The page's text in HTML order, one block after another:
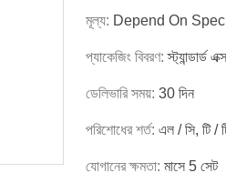
মূল্য: Depend On
প্যাকেজিং বিবরণ:স্ট্যান্ডার্ড
ডেলিভারি সময়: 30 দিন
পরিশোধের শর্ত: এল / সি, টি /
যোগানের ক্ষমতা: মাসে 5 সেট